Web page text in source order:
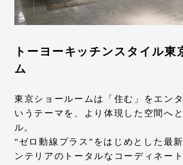
トーヨーキッチンスタイル東
ム
東京ショールームは「住む」をエン
いうテーマを、より体現した空間へ
ル。
"ゼロ動線プラス"をはじめとした最
ンテリアのトータルなコーディネー